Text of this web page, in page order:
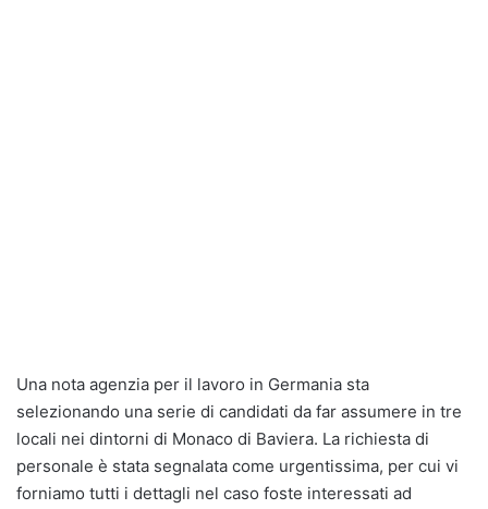
Una nota agenzia per il lavoro in Germania sta
selezionando una serie di candidati da far assumere in tre
locali nei dintorni di Monaco di Baviera. La richiesta di
personale è stata segnalata come urgentissima, per cui vi
forniamo tutti i dettagli nel caso foste interessati ad